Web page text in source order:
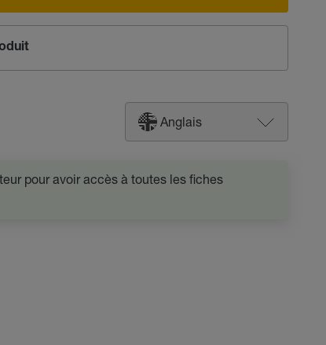
Anglais
pour avoir accès à toutes les fiches